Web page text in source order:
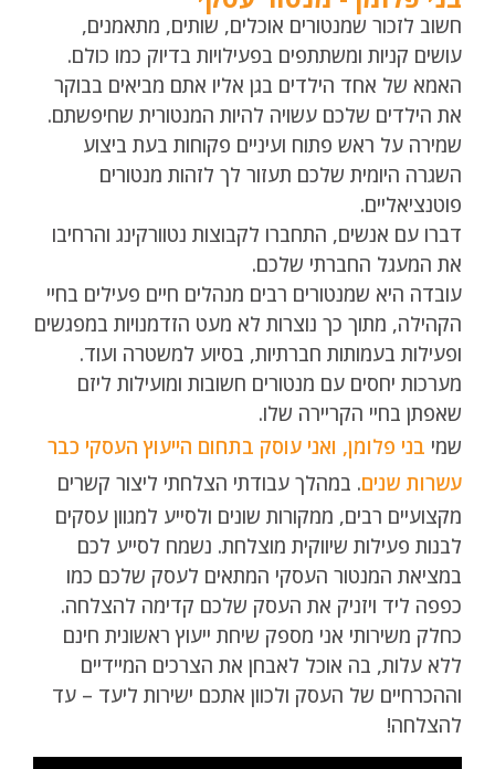
חשוב לזכור שמנטורים אוכלים, שותים, מתאמנים,
עושים קניות ומשתתפים בפעילויות בדיוק כמו כולם.
האמא של אחד הילדים בגן אליו אתם מביאים בבוקר
את הילדים שלכם עשויה להיות המנטורית שחיפשתם.
שמירה על ראש פתוח ועיניים פקוחות בעת ביצוע
השגרה היומית שלכם תעזור לך לזהות מנטורים
פוטנציאליים.
דברו עם אנשים, התחברו לקבוצות נטוורקינג והרחיבו
את המעגל החברתי שלכם.
עובדה היא שמנטורים רבים מנהלים חיים פעילים בחיי
הקהילה, מתוך כך נוצרות לא מעט הזדמנויות במפגשים
ופעילות בעמותות חברתיות, בסיוע למשטרה ועוד.
מערכות יחסים עם מנטורים חשובות ומועילות ליזם
שאפתן בחיי הקריירה שלו.
שמי בני פלומן, ואני עוסק בתחום הייעוץ העסקי כבר
עשרות שנים. במהלך עבודתי הצלחתי ליצור קשרים
מקצועיים רבים, ממקורות שונים ולסייע למגוון עסקים
לבנות פעילות שיווקית מוצלחת. נשמח לסייע לכם
במציאת המנטור העסקי המתאים לעסק שלכם כמו
כפפה ליד ויזניק את העסק שלכם קדימה להצלחה.
כחלק משירותי אני מספק שיחת ייעוץ ראשונית חינם
ללא עלות, בה אוכל לאבחן את הצרכים המיידיים
וההכרחיים של העסק ולכוון אתכם ישירות ליעד – עד
להצלחה!